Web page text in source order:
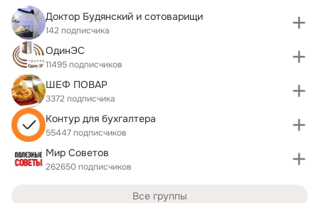
Доктор Будянский и сотоварищи
142 подписчика
ОдинЭС
11495 подписчиков
ШЕФ ПОВАР
3372 подписчика
Контур для бухгалтера
55447 подписчиков
Мир Советов
262650 подписчиков
Все группы